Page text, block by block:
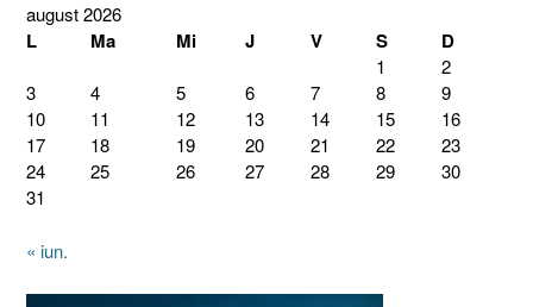
august 2026
L Ma Mi J V S D
1
2
3
4 5 6 7 8
9
10
11 12 13 14 15
16
17
18 19 20 21 22
23
24
25 26 27 28 29
30
31
« iun.